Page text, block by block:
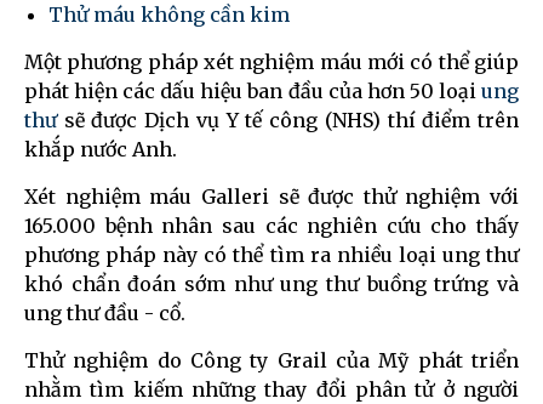
Thử máu không cần kim
Một phương pháp xét nghiệm máu mới có thể giúp
phát hiện các dấu hiệu ban đầu của hơn 50 loại ung
thưsẽ được Dịch vụ Y tế công (NHS) thí điểm trên
khắp nước Anh.
Xét nghiệm máu Galleri sẽ được thử nghiệm với
165.000 bệnh nhân sau các nghiên cứu cho thấy
phương pháp này có thể tìm ra nhiều loại ung thư
khó chẩn đoán sớm như ung thư buồng trứng và
ung thư đầu - cổ.
Thử nghiệm do Công ty Grail của Mỹ phát triển
nhằm tìm kiếm những thay đổi phân tử ở người